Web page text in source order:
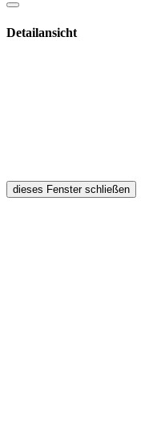
Detailansicht
dieses Fenster schließen